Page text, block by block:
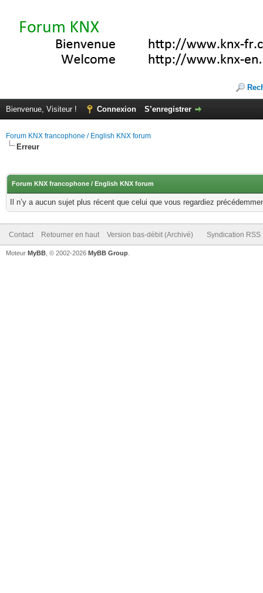
Bienvenue, Visiteur ! Connexion S’enregistrer
Forum KNX francophone / English KNX forum
Erreur
Forum KNX francophone / English KNX forum
Il n’y a aucun sujet plus récent que celui que vous regardiez
Contact Retourner en haut Version bas-débit (Archivé) Syndication RSS
Moteur MyBB , © 2002-2026 MyBB Group